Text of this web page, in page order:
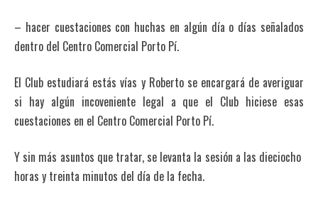
– hacer cuestaciones con huchas en algún día o días señalados
dentro del Centro Comercial Porto Pí.
El Club estudiará estás vías y Roberto se encargará de averiguar
si hay algún incoveniente legal a que el Club hiciese esas
cuestaciones en el Centro Comercial Porto Pí.
Y sin más asuntos que tratar, se levanta la sesión a las dieciocho
horas y treinta minutos del día de la fecha.